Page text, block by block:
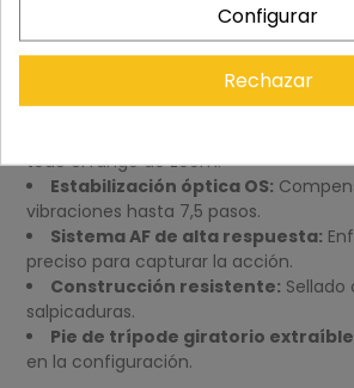
Características
70-200mm f/2.8 DG DN OS
todo el rango de zoom.
Estabilización óptica OS:
vibraciones hasta 7,5 pasos.
Sistema AF de alta respuesta:
preciso para capturar la acción.
Construcción resistente:
salpicaduras.
Pie de trípode giratorio
en la configuración.
Configurar
Rechazar